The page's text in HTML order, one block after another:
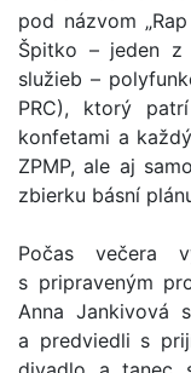
pod názvom
Špitko – jeden z
služieb –
PRC), ktorý
konfetami a
ZPMP, ale aj
zbierku básní
Počas večera
s pripraveným
Anna Jankivová
a predviedli s